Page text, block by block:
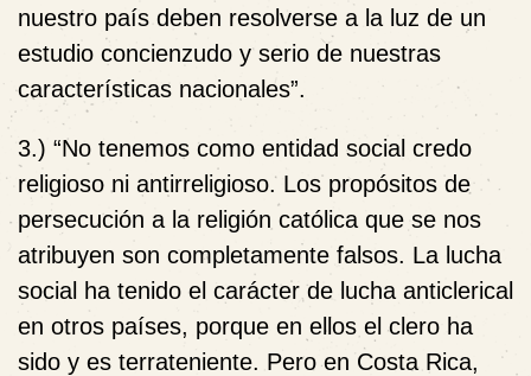
nuestro país deben resolverse a la luz de un
estudio concienzudo y serio de nuestras
características nacionales”.
3.) “No tenemos como entidad social credo
religioso ni antirreligioso. Los propósitos de
persecución a la religión católica que se nos
atribuyen son completamente falsos. La lucha
social ha tenido el carácter de lucha anticlerical
en otros países, porque en ellos el clero ha
sido y es terrateniente. Pero en Costa Rica,